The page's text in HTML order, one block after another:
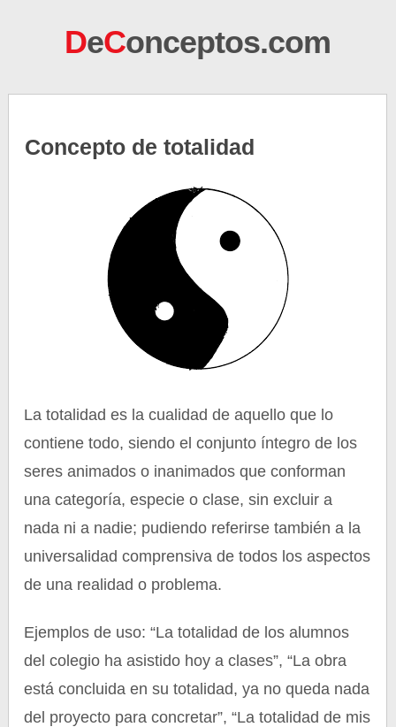
DeConceptos.com
Concepto de totalidad
La totalidad es la cualidad de aquello que lo
contiene todo, siendo el conjunto íntegro de los
seres animados o inanimados que conforman
una categoría, especie o clase, sin excluir a
nada ni a nadie; pudiendo referirse también a la
universalidad comprensiva de todos los aspectos
de una realidad o problema.
Ejemplos de uso: “La totalidad de los alumnos
del colegio ha asistido hoy a clases”, “La obra
está concluida en su totalidad, ya no queda nada
del proyecto para concretar”, “La totalidad de mis